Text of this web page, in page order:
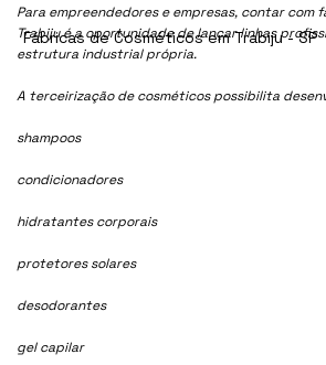
Para empreendedores e empresas, contar com
Trabiju é a oportunidade de lançar linhas
estrutura industrial própria.
A terceirização de cosméticos possibilita
shampoos
condicionadores
hidratantes corporais
protetores solares
desodorantes
gel capilar
Fábricas de Cosméticos em Trabiju - SP